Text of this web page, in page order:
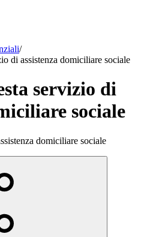
/
di assistenza domiciliare sociale
servizio di
sociale
domiciliare sociale